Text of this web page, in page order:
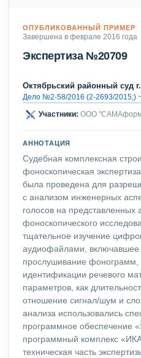
ОПУБЛИКОВАННЫЙ ПРИМЕР
Завершена в феврале 2016 года
Экспертиза №20709
Октябрьский районный суд
Дело №2-58/2016 (2-2693/2015;)
Участники: ООО
АННОТАЦИЯ
Судебная комплексная
фоноскопическая
была проведена для
с анализом инженерных
голосов на представленных
фоноскопического
тщательное изучение
аудиофайлами, включавшее
прослушивание фонограмм,
идентификации речевого
параметров, как
отношение сигнал/шум и
анализа использовались
программное обеспечение
программный комплекс
техническая часть